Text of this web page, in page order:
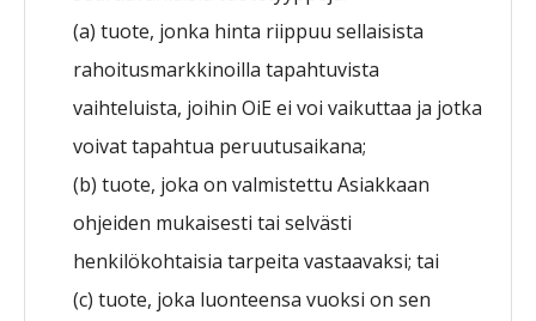
(a) tuote, jonka hinta riippuu sellaisista
rahoitusmarkkinoilla tapahtuvista
vaihteluista, joihin OiE ei voi vaikuttaa ja jotka
voivat tapahtua peruutusaikana;
(b) tuote, joka on valmistettu Asiakkaan
ohjeiden mukaisesti tai selvästi
henkilökohtaisia tarpeita vastaavaksi; tai
(c) tuote, joka luonteensa vuoksi on sen